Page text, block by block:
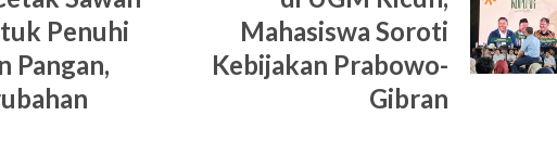
Previous
post:
Penuhi
Pangan,
post:
Mahasiswa Soroti
Kebijakan Prabowo-
Gibran